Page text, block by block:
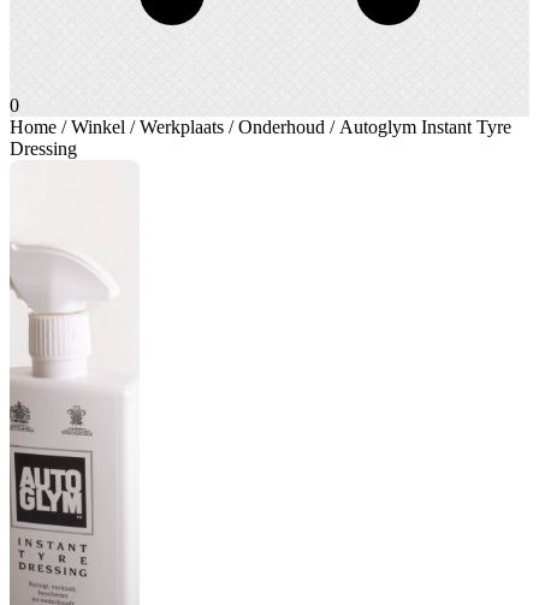
0
Home /Winkel /Werkplaats /Onderhoud / Autoglym Instant Tyre
Dressing